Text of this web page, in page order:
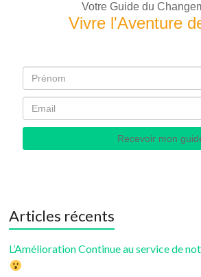
Votre Guide du
Vivre l'Aventure
Recevoir mon
Articles récents
L’Amélioration Continue au service de